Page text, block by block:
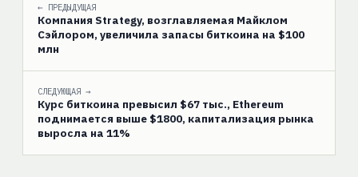
← ПРЕДЫДУЩАЯ
Компания Strategy, возглавляемая Майклом
Сэйлором, увеличила запасы биткоина на $100
млн
СЛЕДУЮЩАЯ →
Курс биткоина превысил $67 тыс., Ethereum
поднимается выше $1800, капитализация рынка
выросла на 11%